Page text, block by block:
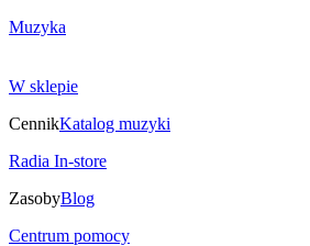
Muzyka
W sklepie
CennikKatalog muzyki
Radia In-store
ZasobyBlog
Centrum pomocy